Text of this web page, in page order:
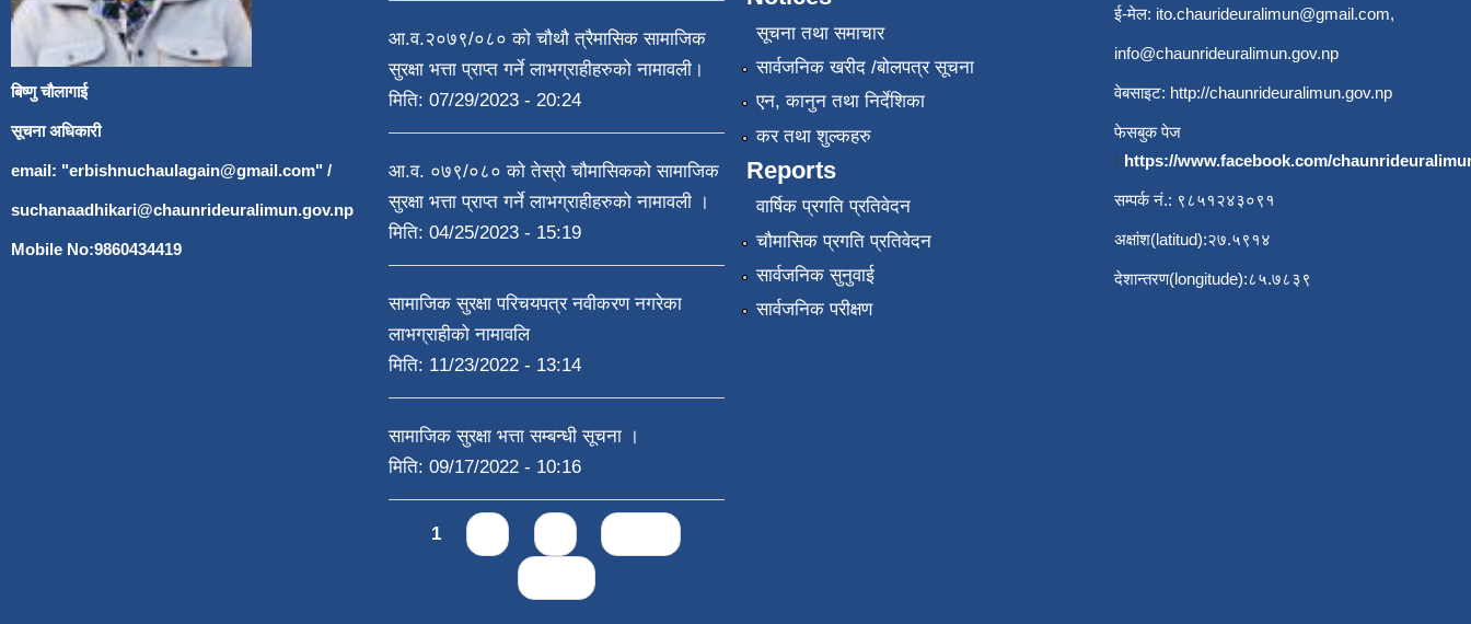
बिष्णु चौलागाई
सूचना अधिकारी
email: "erbishnuchaulagain@gmail.com" /
suchanaadhikari@chaunrideuralimun.gov.np
Mobile No:9860434419
आ.व.२०७९/०८० को चौथौ त्रैमासिक सामाजिक
सुरक्षा भत्ता प्राप्त गर्ने लाभग्राहीहरुको नामावली।
मिति: 07/29/2023 - 20:24
आ.व. ०७९/०८० को तेस्रो चौमासिकको सामाजिक
सुरक्षा भत्ता प्राप्त गर्ने लाभग्राहीहरुको नामावली ।
मिति: 04/25/2023 - 15:19
सामाजिक सुरक्षा परिचयपत्र नवीकरण नगरेका
लाभग्राहीको नामावलि
मिति: 11/23/2022 - 13:14
सामाजिक सुरक्षा भत्ता सम्बन्धी सूचना ।
मिति: 09/17/2022 - 10:16
Pages
1
सूचना तथा समाचार
सार्वजनिक खरीद /बोलपत्र सूचना
एन, कानुन तथा निर्देशिका
कर तथा शुल्कहरु
Reports
वार्षिक प्रगति प्रतिवेदन
चौमासिक प्रगति प्रतिवेदन
सार्वजनिक सुनुवाई
सार्वजनिक परीक्षण
ई-मेल: ito.chaurideuralimun@gmail.com,
info@chaunrideuralimun.gov.np
वेबसाइट: http://chaunrideuralimun.gov.np
फेसबुक पेज
: https://www.facebook.com/
सम्पर्क नं.: ९८५१२४३०९१
अक्षांश(latitud):२७.५९१४
देशान्तरण(longitude):८५.७८३९